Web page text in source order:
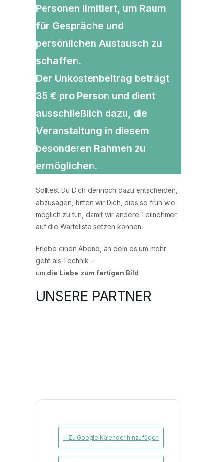
Personen limitiert, um Raum
für Gespräche und
persönlichen Austausch zu
schaffen.
Der Unkostenbeitrag beträgt
35 € pro Person und dient
ausschließlich dazu, die
Veranstaltung in diesem
besonderen Rahmen zu
ermöglichen.
Solltest Du Dich dennoch dazu entscheiden,
abzusagen, bitten wir Dich, dies so früh wie
möglich zu tun, damit wir andere Teilnehmer
auf die Warteliste setzen können.
Erlebe einen Abend, an dem es um mehr
geht als Technik –
um die Liebe zum fertigen Bild.
UNSERE PARTNER
+ Zu Google Kalender hinzufügen